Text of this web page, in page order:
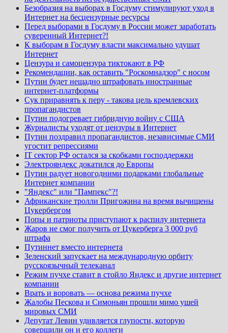
Безобразия на выборах в Госдуму стимулируют уход в
Интернет на бесцензурные ресурсы
Перед выборами в Госдуму в России может заработать
суверенный Интернет?!
К выборам в Госдуму власти максимально удушат
Интернет
Цензура и самоцензура тиктокают в РФ
Рекомендации, как оставить "Роскомнадзор" с носом
Путин будет нещадно штрафовать иностранные
интернет-платформы
Сук приравнять к перу - такова цель кремлевских
пропагандистов
Путин подогревает гибридную войну с США
Журналисты уходят от цензуры в Интернет
Путин поздравил пропагандистов, независимые СМИ
угостит репрессиями
IT сектор РФ остался за скобками господдержки
Электрояндекс докатился до Европы
Путин радует новогодними подарками глобальные
Интернет компании
"Яндекс" или "Пампекс"?!
Африканские тролли Пригожина на время вычищены
Цукербергом
Попы и патриоты приступают к распилу интернета
Жаров не смог получить от Цукерберга 3 000 руб
штрафа
Путиннет вместо интернета
Зеленский запускает на международную орбиту
русскоязычный телеканал
Режим пучхе ставит в стойло Яндекс и другие интернет
компании
Врать и воровать — основа режима пучхе
Жалобы Пескова и Симоньян прошли мимо ушей
мировых СМИ
Депутат Левин удивляется глупости, которую
совершили он и его коллеги